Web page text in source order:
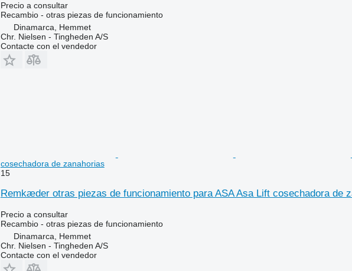
Precio a consultar
Recambio - otras piezas de funcionamiento
Dinamarca, Hemmet
Chr. Nielsen - Tingheden A/S
Contacte con el vendedor
cosechadora de zanahorias
15
Remkæder otras piezas de funcionamiento para ASA Asa Lift cosechadora de
Precio a consultar
Recambio - otras piezas de funcionamiento
Dinamarca, Hemmet
Chr. Nielsen - Tingheden A/S
Contacte con el vendedor